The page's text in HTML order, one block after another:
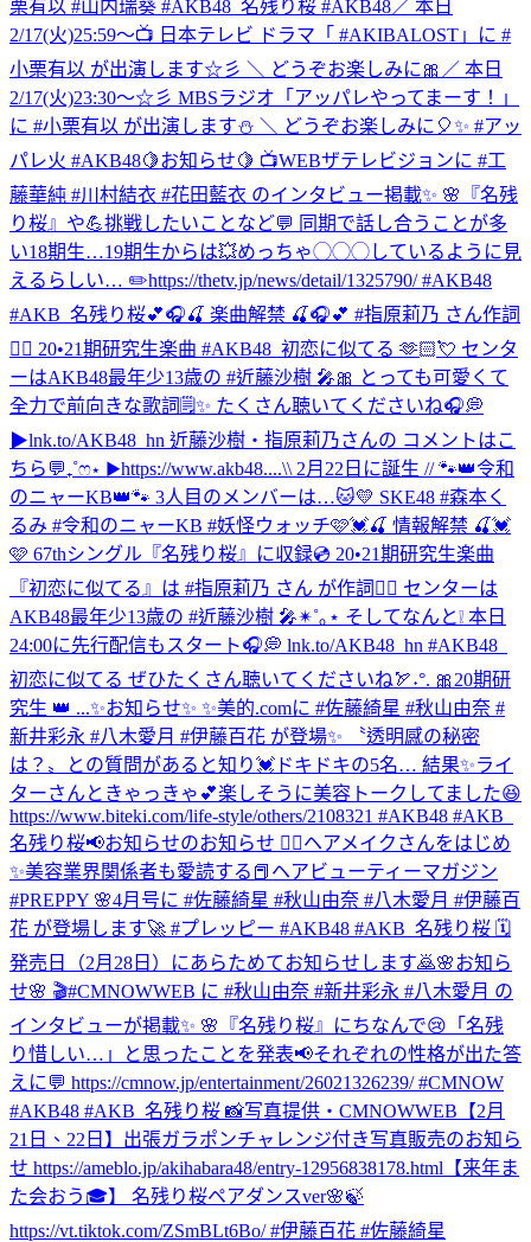
栗有以 #山内瑞葵 #AKB48_名残り桜 #AKB48／ 本日
2/17(火)25:59～📺 日本テレビ ドラマ「 #AKIBALOST」に #
小栗有以 が出演します☆彡 ＼ どうぞお楽しみに🎀 ／ 本日
2/17(火)23:30～☆彡 MBSラジオ「アッパレやってまーす！」
に #小栗有以 が出演します⛄ ＼ どうぞお楽しみに🎈✨ #アッ
パレ火 #AKB48🍋お知らせ🍋 📺WEBザテレビジョンに #工
藤華純 #川村結衣 #花田藍衣 のインタビュー掲載✨ 🌸『名残
り桜』や💪挑戦したいことなど💬 同期で話し合うことが多
い18期生…19期生からは💥めっちゃ◯◯◯しているように見
えるらしい… ✏️https://thetv.jp/news/detail/1325790/ #AKB48
#AKB_名残り桜💕🎧🍒 楽曲解禁 🍒🎧💕 #指原莉乃 さん作詞
✍🏻 20•21期研究生楽曲 #AKB48_初恋に似てる 🫶🏻💘 センタ
ーはAKB48最年少13歳の #近藤沙樹 🎤🎀 とっても可愛くて
全力で前向きな歌詞🗒️✨ たくさん聴いてくださいね🎧💭
▶︎lnk.to/AKB48_hn 近藤沙樹・指原莉乃さんの コメントはこ
ちら💬₊˚ෆ⋆ ▶︎https://www.akb48....\\ 2月22日に誕生 // 🐾👑令和
のニャーKB👑🐾 3人目のメンバーは…🐱💛 SKE48 #森本く
るみ #令和のニャーKB #妖怪ウォッチ🩷💓🍒 情報解禁 🍒💓
🩷 67thシングル『名残り桜』に収録💿 20•21期研究生楽曲
『初恋に似てる』は #指原莉乃 さん が作詞✍🏻 センターは
AKB48最年少13歳の #近藤沙樹 🎤✴︎˚｡⋆ そしてなんと❕ 本日
24:00に先行配信もスタート🎧💭 lnk.to/AKB48_hn #AKB48_
初恋に似てる ぜひたくさん聴いてくださいね🏹˖°. 🎀20期研
究生 👑 ...✨お知らせ✨ ✨美的.comに #佐藤綺星 #秋山由奈 #
新井彩永 #八木愛月 #伊藤百花 が登場✨ 〝透明感の秘密
は？〟との質問があると知り💓ドキドキの5名… 結果✨ライ
ターさんときゃっきゃ💕楽しそうに美容トークしてました😆
https://www.biteki.com/life-style/others/2108321 #AKB48 #AKB_
名残り桜📢お知らせのお知らせ 💆‍♀️ヘアメイクさんをはじめ
✨美容業界関係者も愛読する📕ヘアビューティーマガジン
#PREPPY 🌸4月号に #佐藤綺星 #秋山由奈 #八木愛月 #伊藤百
花 が登場します🚀 #プレッピー #AKB48 #AKB_名残り桜 🗓
発売日（2月28日）にあらためてお知らせします🙇🌸お知ら
せ🌸 🎬#CMNOWWEB に #秋山由奈 #新井彩永 #八木愛月 の
インタビューが掲載✨ 🌸『名残り桜』にちなんで😢「名残
り惜しい…」と思ったことを発表📢それぞれの性格が出た答
えに💬 https://cmnow.jp/entertainment/26021326239/ #CMNOW
#AKB48 #AKB_名残り桜 📸写真提供・CMNOWWEB 【2月
21日、22日】出張ガラポンチャレンジ付き写真販売のお知ら
せ https://ameblo.jp/akihabara48/entry-12956838178.html 【来年ま
た会おう🎓】 名残り桜ペアダンスver🌸🍃
https://vt.tiktok.com/ZSmBLt6Bo/ #伊藤百花 #佐藤綺星